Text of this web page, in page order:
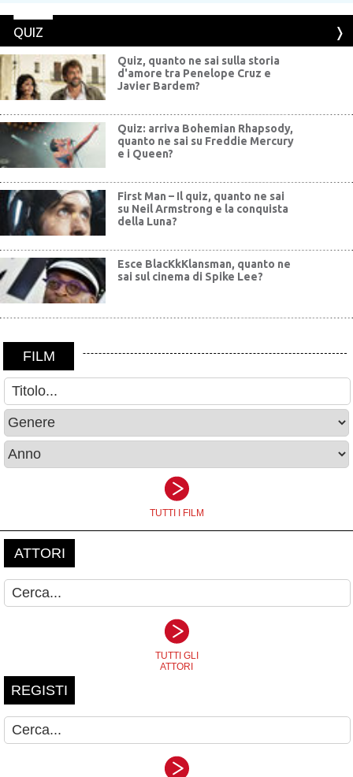
QUIZ
Quiz, quanto ne sai sulla storia
d'amore tra Penelope Cruz e
Javier Bardem?
Quiz: arriva Bohemian Rhapsody,
quanto ne sai su Freddie Mercury
e i Queen?
First Man – Il quiz, quanto ne sai
su Neil Armstrong e la conquista
della Luna?
Esce BlacKkKlansman, quanto ne
sai sul cinema di Spike Lee?